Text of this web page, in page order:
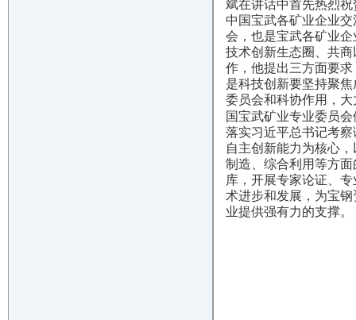
斌在讲话中首先热烈
中国宝武各矿业企业
会，也是宝武各矿业
技术创新生态圈、共
作，他提出三方面要
是科技创新要坚持聚
委员会和科协作用，
国宝武矿业专业委员
落实习近平总书记考
自主创新能力为核心
制造、综合利用等方
库，开展专家论证、
术进步和发展，为宝
业提供强有力的支撑。